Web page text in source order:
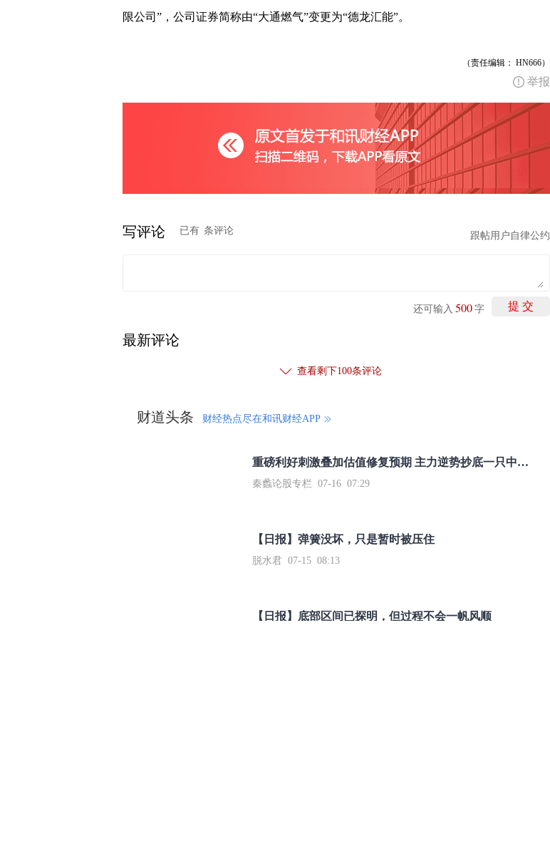
限公司”，公司证券简称由“大通燃气”变更为“德龙汇能”。
（责任编辑： HN666）
举报
写评论 已有 条评论 跟帖用户自律公约
提 交
还可输入 500 字
最新评论
查看剩下100条评论
财道头条 财经热点尽在和讯财经APP
重磅利好刺激叠加估值修复预期 主力逆势抄底一只中药龙头股
秦蠡论股专栏 07-16 07:29
【日报】弹簧没坏，只是暂时被压住
脱水君 07-15 08:13
【日报】底部区间已探明，但过程不会一帆风顺